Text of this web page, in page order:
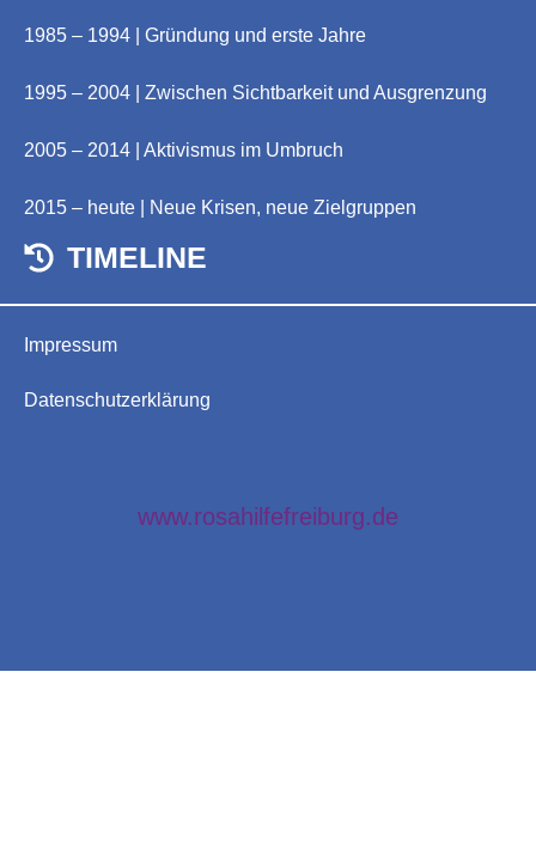
1985 – 1994 | Gründung und erste Jahre
1995 – 2004 | Zwischen Sichtbarkeit und Ausgrenzung
2005 – 2014 | Aktivismus im Umbruch
2015 – heute | Neue Krisen, neue Zielgruppen
TIMELINE
Impressum
Datenschutzerklärung
www.rosahilfefreiburg.de